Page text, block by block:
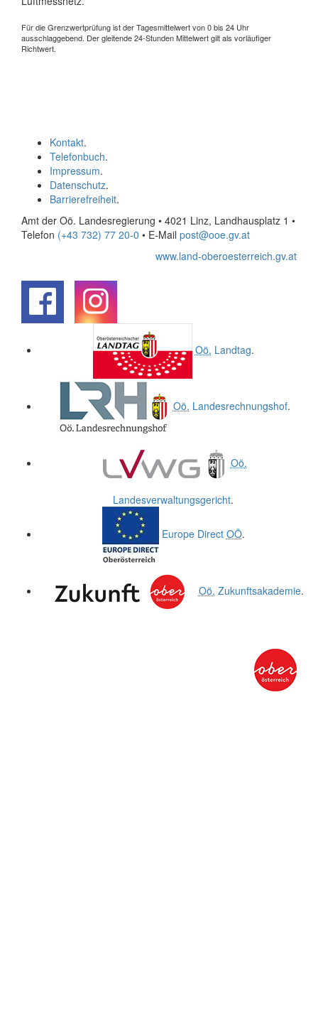
Für die Grenzwertprüfung ist der Tagesmittelwert von 0 bis 24 Uhr
ausschlaggebend. Der gleitende 24-Stunden Mittelwert gilt als vorläufiger
Richtwert.
Kontakt.
Telefonbuch.
Impressum.
Datenschutz.
Barrierefreiheit.
Amt der Oö. Landesregierung • 4021 Linz, Landhausplatz 1 •
Telefon (+43 732) 77 20-0 • E-Mail post@ooe.gv.at
www.land-oberoesterreich.gv.at
Oö. Landtag.
Oö. Landesrechnungshof.
Oö.
Landesverwaltungsgericht.
Europe Direct OÖ.
Oö. Zukunftsakademie.